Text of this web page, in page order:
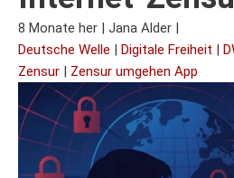
8 Monate her | Jana Alder |
Deutsche Welle | Digitale Freiheit |
Zensur | Zensur umgehen App